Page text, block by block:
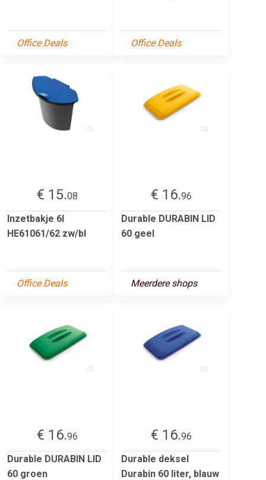
Office Deals Office Deals
€ 15.08
Inzetbakje 6l
HE61061/62 zw/bl
Office Deals
€ 16.96
Durable DURABIN LID
60 geel
Meerdere shops
€ 16.96
Durable DURABIN LID
60 groen
€ 16.96
Durable deksel
Durabin 60 liter, blauw